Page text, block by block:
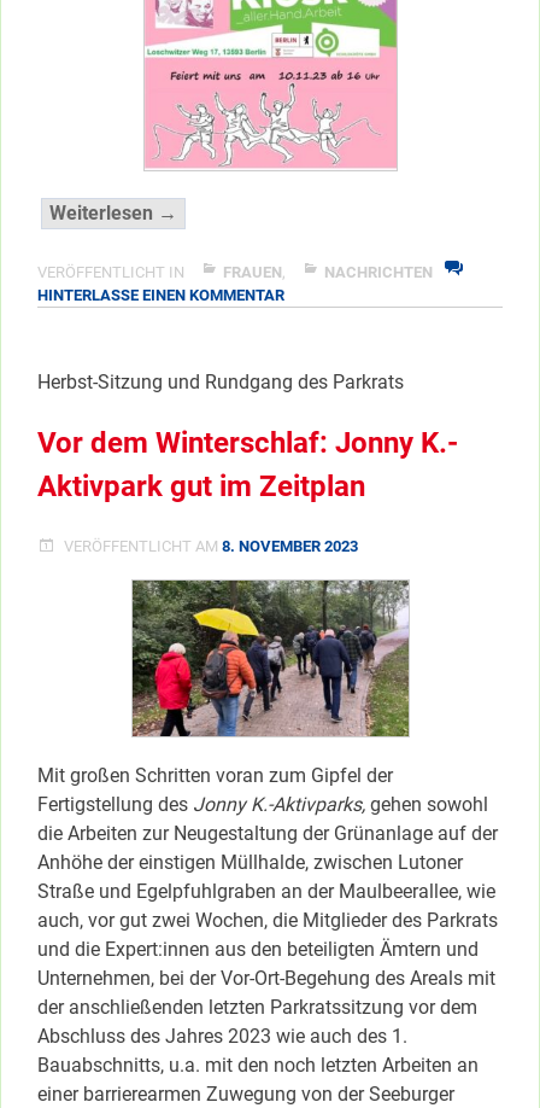
Weiterlesen →
“Kiosk_aller.Hand.Arbeit””
</span
VERÖFFENTLICHT IN FRAUEN,
NACHRICHTEN
HINTERLASSE EINEN KOMMENTARZU
Herbst-Sitzung und Rundgang des Parkrats
Vor dem Winterschlaf: Jonny K.-
Aktivpark gut im Zeitplan
VERÖFFENTLICHT AM 8. NOVEMBER 2023
Mit großen Schritten voran zum Gipfel der
Fertigstellung des Jonny K.-Aktivparks, gehen sowohl
die Arbeiten zur Neugestaltung der Grünanlage auf der
Anhöhe der einstigen Müllhalde, zwischen Lutoner
Straße und Egelpfuhlgraben an der Maulbeerallee, wie
auch, vor gut zwei Wochen, die Mitglieder des Parkrats
und die Expert:innen aus den beteiligten Ämtern und
Unternehmen, bei der Vor-Ort-Begehung des Areals mit
der anschließenden letzten Parkratssitzung vor dem
Abschluss des Jahres 2023 wie auch des 1.
Bauabschnitts, u.a. mit den noch letzten Arbeiten an
einer barrierearmen Zuwegung von der Seeburger